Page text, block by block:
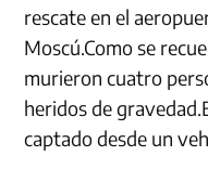
rescate en el
Moscú.Como se
murieron cuatro
heridos de
captado desde un